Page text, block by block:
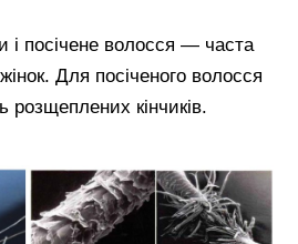
і посічене волосся — часта
Для посіченого волосся
розщеплених кінчиків.